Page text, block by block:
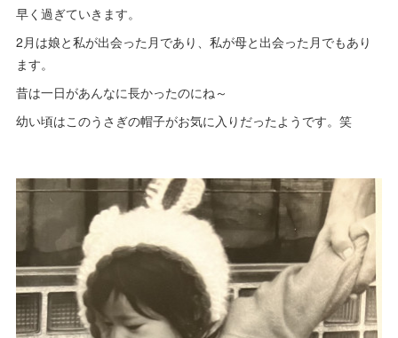
早く過ぎていきます。
2月は娘と私が出会った月であり、私が母と出会った月でもあり
ます。
昔は一日があんなに長かったのにね～
幼い頃はこのうさぎの帽子がお気に入りだったようです。笑